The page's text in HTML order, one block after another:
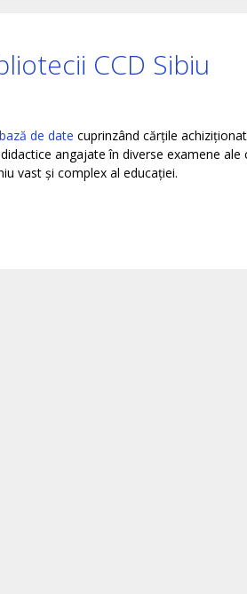
CCD Sibiu
bază de date cuprinzând cărțile
angajate în diverse examene ale
vast și complex al educației.